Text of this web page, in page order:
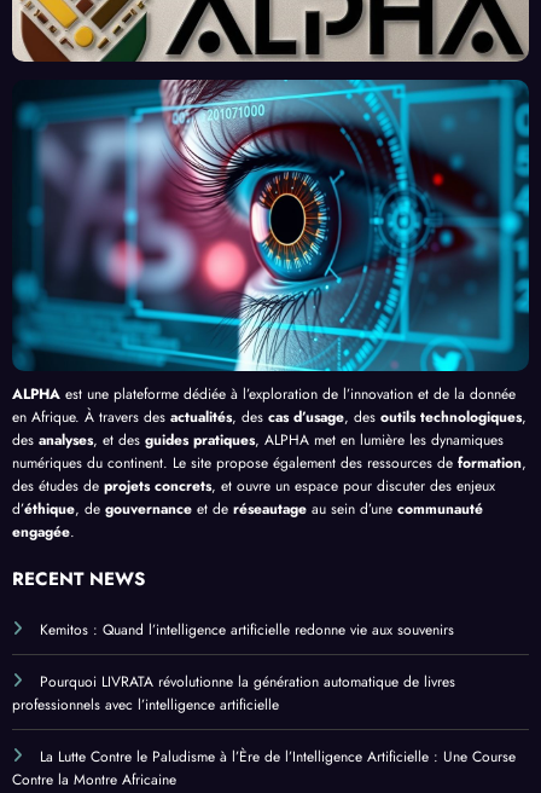
eau
Front
contr
e le
Palud
isme
en
Afriq
ue
x et
Prom
esses
, au-
delà
de
Bang
ui
finiss
ent
l’Effi
cacit
é de
l’IA
né
par
l’Inte
lligen
ce
Artifi
cielle
ALPHA est une plateforme dédiée à l’exploration de l’innovation et de la donnée
en Afrique. À travers des actualités, des cas d’usage, des outils technologiques,
des analyses, et des guides pratiques, ALPHA met en lumière les dynamiques
numériques du continent. Le site propose également des ressources de formation,
des études de projets concrets, et ouvre un espace pour discuter des enjeux
d’éthique, de gouvernance et de réseautage au sein d’une communauté
engagée.
RECENT NEWS
Kemitos : Quand l’intelligence artificielle redonne vie aux souvenirs
Pourquoi LIVRATA révolutionne la génération automatique de livres
professionnels avec l’intelligence artificielle
La Lutte Contre le Paludisme à l’Ère de l’Intelligence Artificielle : Une Course
Contre la Montre Africaine